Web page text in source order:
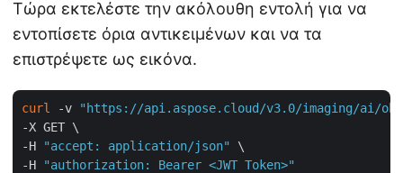
Τώρα εκτελέστε την ακόλουθη εντολή για να
εντοπίσετε όρια αντικειμένων και να τα
επιστρέψετε ως εικόνα.
curl -v
"https://api.aspose.cloud/v3.0/imaging/ai/
-X GET \
-H
"accept: application/json"
\
-H
"authorization: Bearer <JWT Token>"